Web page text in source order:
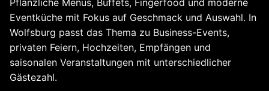
Pflanzliche Menüs, Buffets, Fingerfood und moderne
Eventküche mit Fokus auf Geschmack und Auswahl. In
Wolfsburg passt das Thema zu Business-Events,
privaten Feiern, Hochzeiten, Empfängen und
saisonalen Veranstaltungen mit unterschiedlicher
Gästezahl.